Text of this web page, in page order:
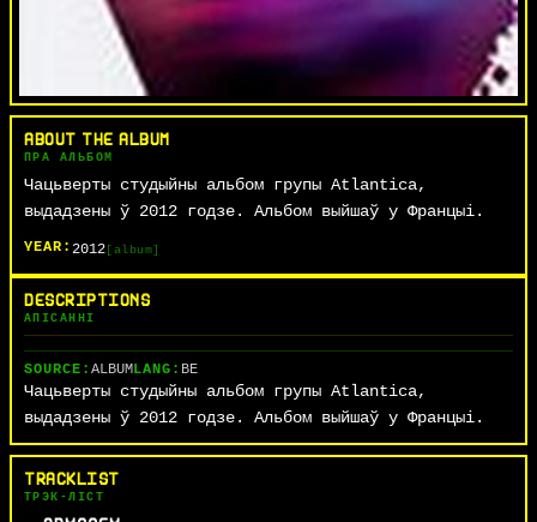
ABOUT THE ALBUM
ПРА АЛЬБОМ
Чацьверты студыйны альбом групы Atlantica,
выдадзены ў 2012 годзе. Альбом выйшаў у Францыі.
YEAR: 2012[album]
DESCRIPTIONS
АПІСАННІ
SOURCE: ALBUMLANG: BE
Чацьверты студыйны альбом групы Atlantica,
выдадзены ў 2012 годзе. Альбом выйшаў у Францыі.
TRACKLIST
ТРЭК-ЛІСТ